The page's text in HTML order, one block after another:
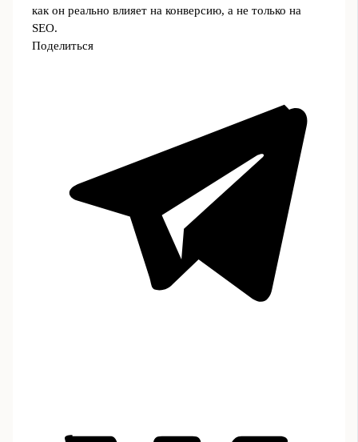
как он реально влияет на конверсию, а не только на
SEO.
Поделиться